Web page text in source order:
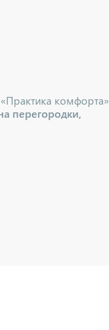
комфорта»
перегородки,